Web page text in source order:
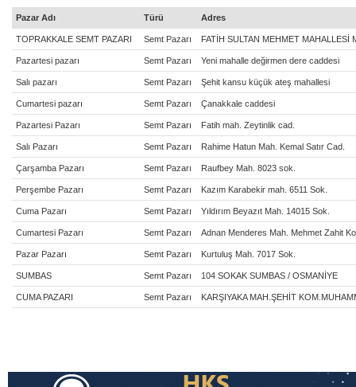
Pazar Adı Türü Adres
TOPRAKKALE SEMT PAZARI Semt Pazarı FATİH SULTAN MEHMET MAHALLESİ
Pazartesi pazarı Semt Pazarı Yeni mahalle değirmen dere caddesi
Salı pazarı Semt Pazarı Şehit kansu küçük ateş mahallesi
Cumartesi pazarı Semt Pazarı Çanakkale caddesi
Pazartesi Pazarı Semt Pazarı Fatih mah. Zeytinlik cad.
Salı Pazarı Semt Pazarı Rahime Hatun Mah. Kemal Satır Cad.
Çarşamba Pazarı Semt Pazarı Raufbey Mah. 8023 sok.
Perşembe Pazarı Semt Pazarı Kazım Karabekir mah. 6511 Sok.
Cuma Pazarı Semt Pazarı Yıldırım Beyazıt Mah. 14015 Sok.
Cumartesi Pazarı Semt Pazarı Adnan Menderes Mah. Mehmet Zahit
Pazar Pazarı Semt Pazarı Kurtuluş Mah. 7017 Sok.
SUMBAS Semt Pazarı 104 SOKAK SUMBAS / OSMANİYE
CUMA PAZARI Semt Pazarı KARŞIYAKA MAH.ŞEHİT